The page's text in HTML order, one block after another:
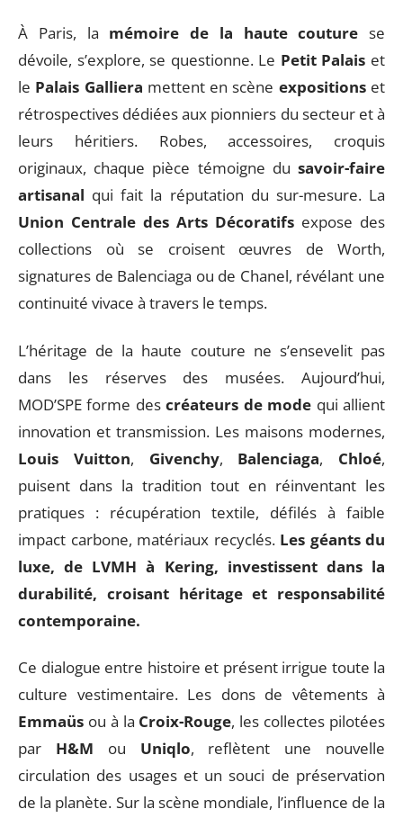
À Paris, la mémoire de la haute couture se
dévoile, s’explore, se questionne. Le Petit Palais et
le Palais Galliera mettent en scène expositionset
rétrospectives dédiées aux pionniers du secteur et à
leurs héritiers. Robes, accessoires, croquis
originaux, chaque pièce témoigne du savoir-faire
artisanal qui fait la réputation du sur-mesure. La
Union Centrale des Arts Décoratifs expose des
collections où se croisent œuvres de Worth,
signatures de Balenciaga ou de Chanel, révélant une
continuité vivace à travers le temps.
L’héritage de la haute couture ne s’ensevelit pas
dans les réserves des musées. Aujourd’hui,
MOD’SPE forme descréateurs de mode qui allient
innovation et transmission. Les maisons modernes,
Louis Vuitton, Givenchy, Balenciaga, Chloé,
puisent dans la tradition tout en réinventant les
pratiques : récupération textile, défilés à faible
impact carbone, matériaux recyclés. Les géants du
luxe, de LVMH à Kering, investissent dans la
durabilité, croisant héritage et responsabilité
contemporaine.
Ce dialogue entre histoire et présent irrigue toute la
culture vestimentaire. Les dons de vêtements à
Emmaüs ou à la Croix-Rouge, les collectes pilotées
par H&M ou Uniqlo, reflètent une nouvelle
circulation des usages et un souci de préservation
de la planète. Sur la scène mondiale, l’influence de la